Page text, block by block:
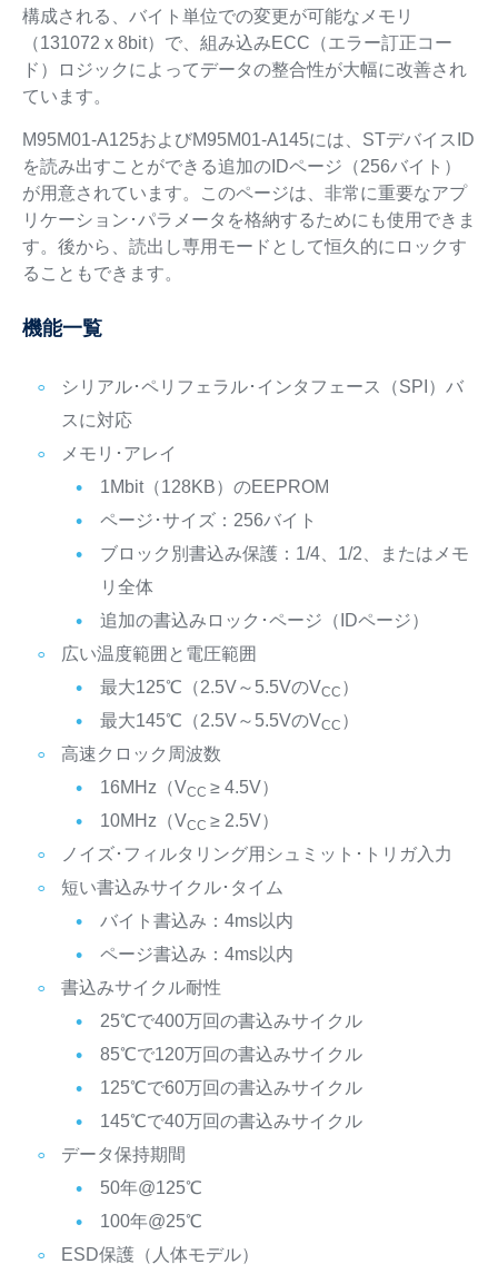
構成される、バイト単位での変更が可能なメモリ
（131072 x 8bit）で、組み込みECC（エラー訂正コー
ド）ロジックによってデータの整合性が大幅に改善され
ています。
M95M01-A125およびM95M01-A145には、STデバイスID
を読み出すことができる追加のIDページ（256バイト）
が用意されています。このページは、非常に重要なアプ
リケーション･パラメータを格納するためにも使用できま
す。後から、読出し専用モードとして恒久的にロックす
ることもできます。
機能一覧
シリアル･ペリフェラル･インタフェース（SPI）バ
スに対応
メモリ･アレイ
1Mbit（128KB）のEEPROM
ページ･サイズ：256バイト
ブロック別書込み保護：1/4、1/2、またはメモ
リ全体
追加の書込みロック･ページ（IDページ）
広い温度範囲と電圧範囲
最大125℃（2.5V～5.5VのVCC ）
最大145℃（2.5V～5.5VのVCC ）
高速クロック周波数
16MHz（VCC ≥ 4.5V）
10MHz（VCC ≥ 2.5V）
ノイズ･フィルタリング用シュミット･トリガ入力
短い書込みサイクル･タイム
バイト書込み：4ms以内
ページ書込み：4ms以内
書込みサイクル耐性
25℃で400万回の書込みサイクル
85℃で120万回の書込みサイクル
125℃で60万回の書込みサイクル
145℃で40万回の書込みサイクル
データ保持期間
50年@125℃
100年@25℃
ESD保護（人体モデル）